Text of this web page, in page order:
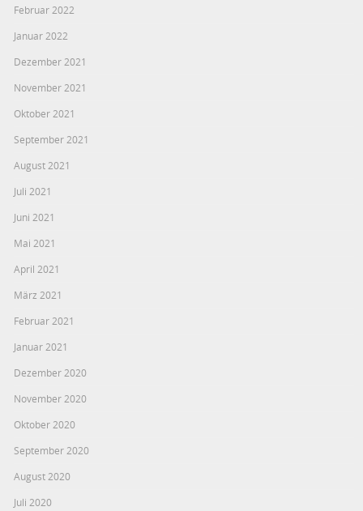
Februar 2022
Januar 2022
Dezember 2021
November 2021
Oktober 2021
September 2021
August 2021
Juli 2021
Juni 2021
Mai 2021
April 2021
März 2021
Februar 2021
Januar 2021
Dezember 2020
November 2020
Oktober 2020
September 2020
August 2020
Juli 2020